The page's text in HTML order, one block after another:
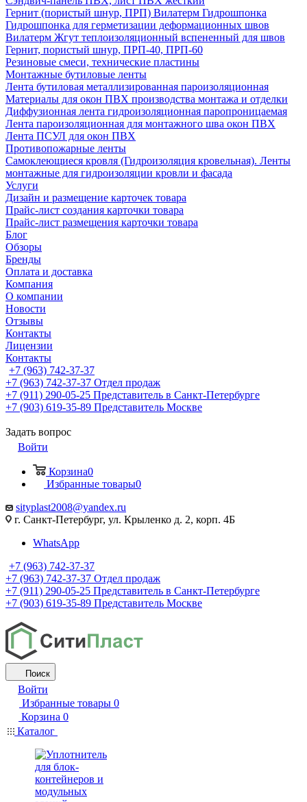
Гернит (пористый шнур, ПРП) Вилатерм Гидрошпонка
Гидрошпонка для герметизации деформационных швов
Вилатерм Жгут теплоизоляционный вспененный для швов
Гернит, пористый шнур, ПРП-40, ПРП-60
Резиновые смеси, технические пластины
Монтажные бутиловые ленты
Лента бутиловая металлизированная пароизоляционная
Материалы для окон ПВХ производства монтажа и отделки
Диффузионная лента гидроизоляционная паропроницаемая
Лента пароизоляционная для монтажного шва окон ПВХ
Лента ПСУЛ для окон ПВХ
Противопожарные ленты
Самоклеющиеся кровля (Гидроизоляция кровельная). Ленты
монтажные для гидроизоляции кровли и фасада
Услуги
Дизайн и размещение карточек товара
Прайс-лист создания карточки товара
Прайс-лист размещения карточки товара
Блог
Обзоры
Бренды
Оплата и доставка
Компания
О компании
Новости
Отзывы
Контакты
Лицензии
Контакты
+7 (963) 742-37-37
+7 (963) 742-37-37 Отдел продаж
+7 (911) 290-05-25 Представитель в Санкт-Петербурге
+7 (903) 619-35-89 Представитель Москве
Задать вопрос
Войти
Корзина0
Избранные товары0
sityplast2008@yandex.ru
г. Санкт-Петербург, ул. Крыленко д. 2, корп. 4Б
WhatsApp
+7 (963) 742-37-37
+7 (963) 742-37-37 Отдел продаж
+7 (911) 290-05-25 Представитель в Санкт-Петербурге
+7 (903) 619-35-89 Представитель Москве
Поиск
Войти
Избранные товары 0
Корзина 0
Каталог